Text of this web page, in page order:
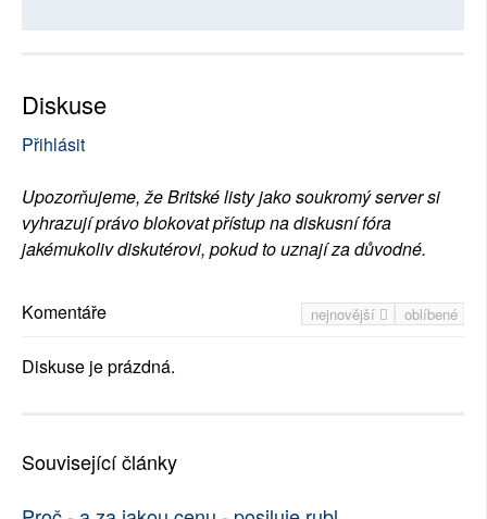
Diskuse
Přihlásit
Upozorňujeme, že Britské listy jako soukromý server si
vyhrazují právo blokovat přístup na diskusní fóra
jakémukoliv diskutérovi, pokud to uznají za důvodné.
nejnovější oblíbené
Komentáře
Diskuse je prázdná.
Související články